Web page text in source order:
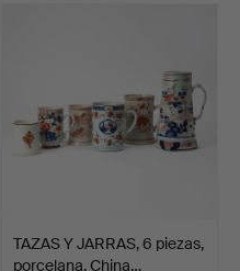
TAZAS Y JARRAS, 6 piezas,
porcelana, China…